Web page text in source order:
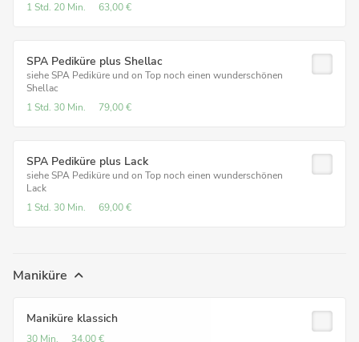
1 Std. 20 Min. 63,00 €
SPA Pediküre plus Shellac
siehe SPA Pediküre und on Top noch einen wunderschönen
Shellac
1 Std. 30 Min. 79,00 €
SPA Pediküre plus Lack
siehe SPA Pediküre und on Top noch einen wunderschönen
Lack
1 Std. 30 Min. 69,00 €
Maniküre
Maniküre klassich
30 Min. 34,00 €